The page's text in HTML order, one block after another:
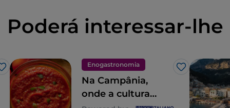
Poderá interessar-lhe
Gosto
Enogastronomia
Gosto
Na Campânia,
onde a cultura